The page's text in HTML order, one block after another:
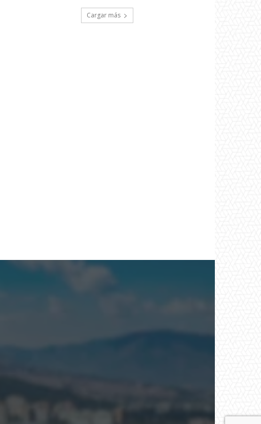
Cargar más